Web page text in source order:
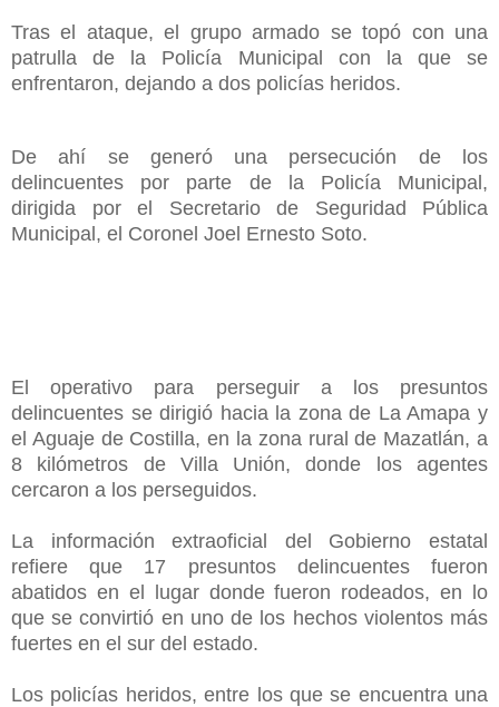
Tras el ataque, el grupo armado se topó con una
patrulla de la Policía Municipal con la que se
enfrentaron, dejando a dos policías heridos.
De ahí se generó una persecución de los
delincuentes por parte de la Policía Municipal,
dirigida por el Secretario de Seguridad Pública
Municipal, el Coronel Joel Ernesto Soto.
El operativo para perseguir a los presuntos
delincuentes se dirigió hacia la zona de La Amapa y
el Aguaje de Costilla, en la zona rural de Mazatlán, a
8 kilómetros de Villa Unión, donde los agentes
cercaron a los perseguidos.
La información extraoficial del Gobierno estatal
refiere que 17 presuntos delincuentes fueron
abatidos en el lugar donde fueron rodeados, en lo
que se convirtió en uno de los hechos violentos más
fuertes en el sur del estado.
Los policías heridos, entre los que se encuentra una